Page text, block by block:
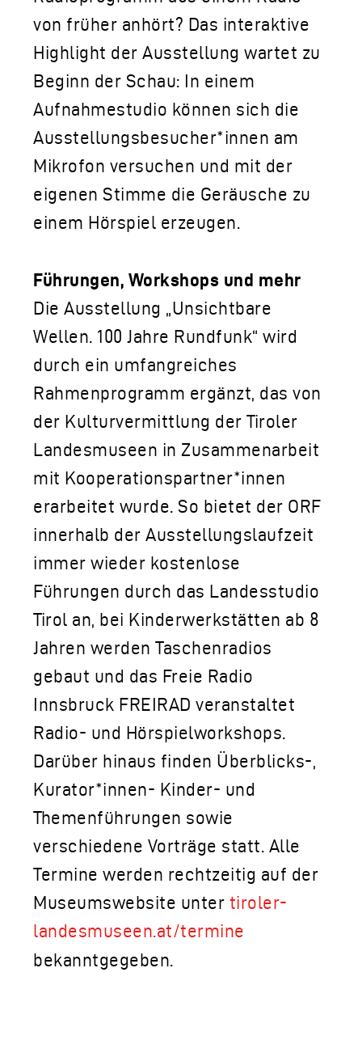
von früher anhört? Das interaktive
Highlight der Ausstellung wartet zu
Beginn der Schau: In einem
Aufnahmestudio können sich die
Ausstellungsbesucher*innen am
Mikrofon versuchen und mit der
eigenen Stimme die Geräusche zu
einem Hörspiel erzeugen.
Führungen, Workshops und mehr
Die Ausstellung „Unsichtbare
Wellen. 100 Jahre Rundfunk“ wird
durch ein umfangreiches
Rahmenprogramm ergänzt, das von
der Kulturvermittlung der Tiroler
Landesmuseen in Zusammenarbeit
mit Kooperationspartner*innen
erarbeitet wurde. So bietet der ORF
innerhalb der Ausstellungslaufzeit
immer wieder kostenlose
Führungen durch das Landesstudio
Tirol an, bei Kinderwerkstätten ab 8
Jahren werden Taschenradios
gebaut und das Freie Radio
Innsbruck FREIRAD veranstaltet
Radio- und Hörspielworkshops.
Darüber hinaus finden Überblicks-,
Kurator*innen- Kinder- und
Themenführungen sowie
verschiedene Vorträge statt. Alle
Termine werden rechtzeitig auf der
Museumswebsite unter tiroler-
landesmuseen.at/termine
bekanntgegeben.